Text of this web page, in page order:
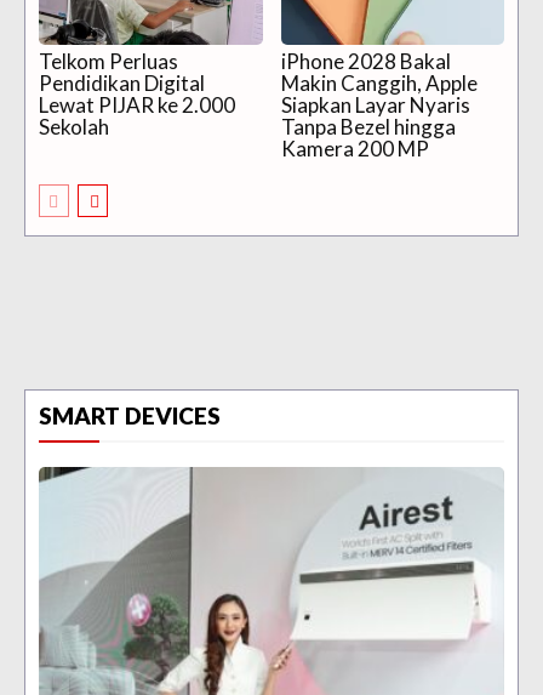
Telkom Perluas
Pendidikan Digital
Lewat PIJAR ke 2.000
Sekolah
iPhone 2028 Bakal
Makin Canggih, Apple
Siapkan Layar Nyaris
Tanpa Bezel hingga
Kamera 200 MP
SMART DEVICES